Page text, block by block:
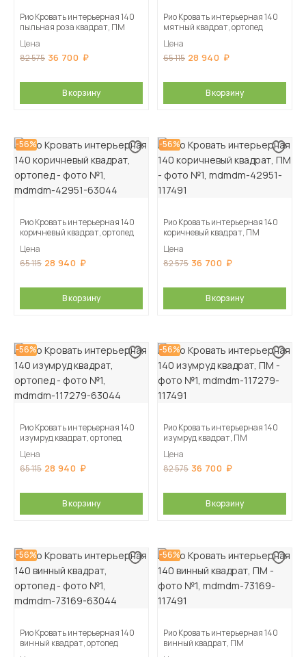
Рио Кровать интерьерная 140
пыльная роза квадрат, ПМ
Цена
82 575 36 700
В корзину
Рио Кровать интерьерная 140
мятный квадрат, ортопед
Цена
65 115 28 940
В корзину
-56%
Рио Кровать интерьерная 140
коричневый квадрат, ортопед
Цена
65 115 28 940
В корзину
-56%
Рио Кровать интерьерная 140
коричневый квадрат, ПМ
Цена
82 575 36 700
В корзину
-56%
Рио Кровать интерьерная 140
изумруд квадрат, ортопед
Цена
65 115 28 940
В корзину
-56%
Рио Кровать интерьерная 140
изумруд квадрат, ПМ
Цена
82 575 36 700
В корзину
-56%
Рио Кровать интерьерная 140
винный квадрат, ортопед
-56%
Рио Кровать интерьерная 140
винный квадрат, ПМ